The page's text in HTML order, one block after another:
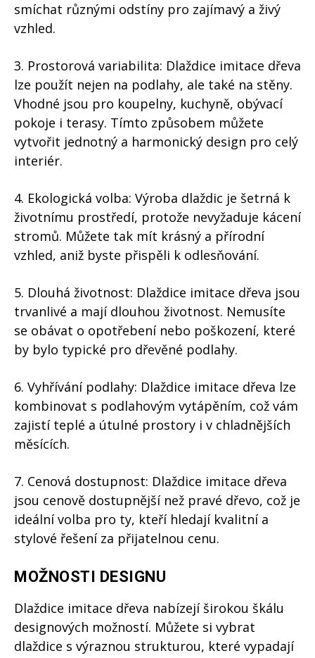
smíchat různými odstíny pro zajímavý a živý
vzhled.
3. Prostorová variabilita: Dlaždice imitace dřeva
lze použít nejen na podlahy, ale také na stěny.
Vhodné jsou pro koupelny, kuchyně, obývací
pokoje i terasy. Tímto způsobem můžete
vytvořit jednotný a harmonický design pro celý
interiér.
4. Ekologická volba: Výroba dlaždic je šetrná k
životnímu prostředí, protože nevyžaduje kácení
stromů. Můžete tak mít krásný a přírodní
vzhled, aniž byste přispěli k odlesňování.
5. Dlouhá životnost: Dlaždice imitace dřeva jsou
trvanlivé a mají dlouhou životnost. Nemusíte
se obávat o opotřebení nebo poškození, které
by bylo typické pro dřevěné podlahy.
6. Vyhřívání podlahy: Dlaždice imitace dřeva lze
kombinovat s podlahovým vytápěním, což vám
zajistí teplé a útulné prostory i v chladnějších
měsících.
7. Cenová dostupnost: Dlaždice imitace dřeva
jsou cenově dostupnější než pravé dřevo, což je
ideální volba pro ty, kteří hledají kvalitní a
stylové řešení za přijatelnou cenu.
MOŽNOSTI DESIGNU
Dlaždice imitace dřeva nabízejí širokou škálu
designových možností. Můžete si vybrat
dlaždice s výraznou strukturou, které vypadají